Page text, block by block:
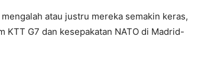
atau justru mereka semakin keras,
G7 dan kesepakatan NATO di Madrid-